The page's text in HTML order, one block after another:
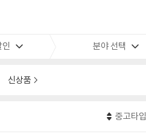
분야 선택
신상품
중고타입